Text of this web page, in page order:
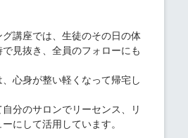
講座では、生徒のその日の体
見抜き、全員のフォローにも
心身が整い軽くなって帰宅し
分のサロンでリーセンス、リ
にして活用しています。